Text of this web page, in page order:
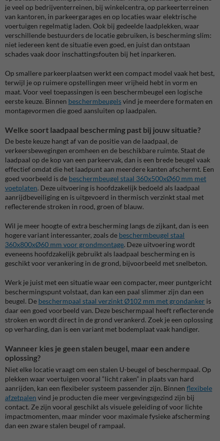
je veel op bedrijventerreinen, bij winkelcentra, op parkeerterreinen
van kantoren, in parkeergarages en op locaties waar elektrische
voertuigen regelmatig laden. Ook bij gedeelde laadplekken, waar
verschillende bestuurders de locatie gebruiken, is bescherming slim:
niet iedereen kent de situatie even goed, en juist dan ontstaan
schades vaak door inschattingsfouten bij het inparkeren.
Op smallere parkeerplaatsen werkt een compact model vaak het best,
terwijl je op ruimere opstellingen meer vrijheid hebt in vorm en
maat. Voor veel toepassingen is een beschermbeugel een logische
eerste keuze. Binnen beschermbeugelsvind je meerdere formaten en
montagevormen die goed aansluiten op laadpalen.
Welke soort laadpaal bescherming past bij jouw situatie?
De beste keuze hangt af van de positie van de laadpaal, de
verkeersbewegingen eromheen en de beschikbare ruimte. Staat de
laadpaal op de kop van een parkeervak, dan is een brede beugel vaak
effectief omdat die het laadpunt aan meerdere kanten afschermt. Een
goed voorbeeld is de beschermbeugel staal 360x500xØ60 mm met
voetplaten. Deze uitvoering is hoofdzakelijk bedoeld als laadpaal
aanrijdbeveiliging en is uitgevoerd in thermisch verzinkt staal met
reflecterende stroken in rood, groen of blauw.
Wil je meer hoogte of extra bescherming langs de zijkant, dan is een
hogere variant interessanter, zoals de beschermbeugel staal
360x800xØ60 mm voor grondmontage. Deze uitvoering wordt
eveneens hoofdzakelijk gebruikt als laadpaal bescherming en is
geschikt voor verankering in de grond, bijvoorbeeld met snelbeton.
Werk je juist met een situatie waar een compacter, meer puntgericht
beschermingspunt volstaat, dan kan een paal slimmer zijn dan een
beugel. De beschermpaal staal verzinkt Ø102 mm met grondanker is
daar een goed voorbeeld van. Deze beschermpaal heeft reflecterende
stroken en wordt direct in de grond verankerd. Zoek je een oplossing
op verharding, dan is een variant met bodemplaat vaak handiger.
Wanneer kies je geen stalen beugel, maar een andere
oplossing?
Niet elke locatie vraagt om een stalen U-beugel of beschermpaal. Op
plekken waar voertuigen vooral “licht raken” in plaats van hard
aanrijden, kan een flexibeler systeem passender zijn. Binnen flexibele
afzetpalen vind je producten die meer vergevingsgezind zijn bij
contact. Ze zijn vooral geschikt als visuele geleiding of voor lichte
impactmomenten, maar minder voor maximale fysieke afscherming
dan een zware stalen beugel of rampaal.